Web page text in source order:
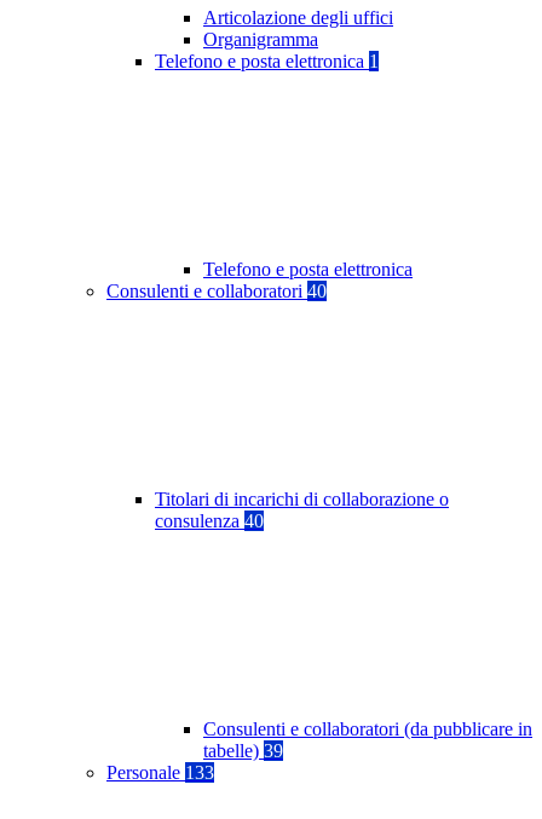
Articolazione degli uffici
Organigramma
Telefono e posta elettronica 1
Telefono e posta elettronica
Consulenti e collaboratori 40
Titolari di incarichi di collaborazione o
consulenza 40
Consulenti e collaboratori (da pubblicare in
tabelle) 39
Personale 133